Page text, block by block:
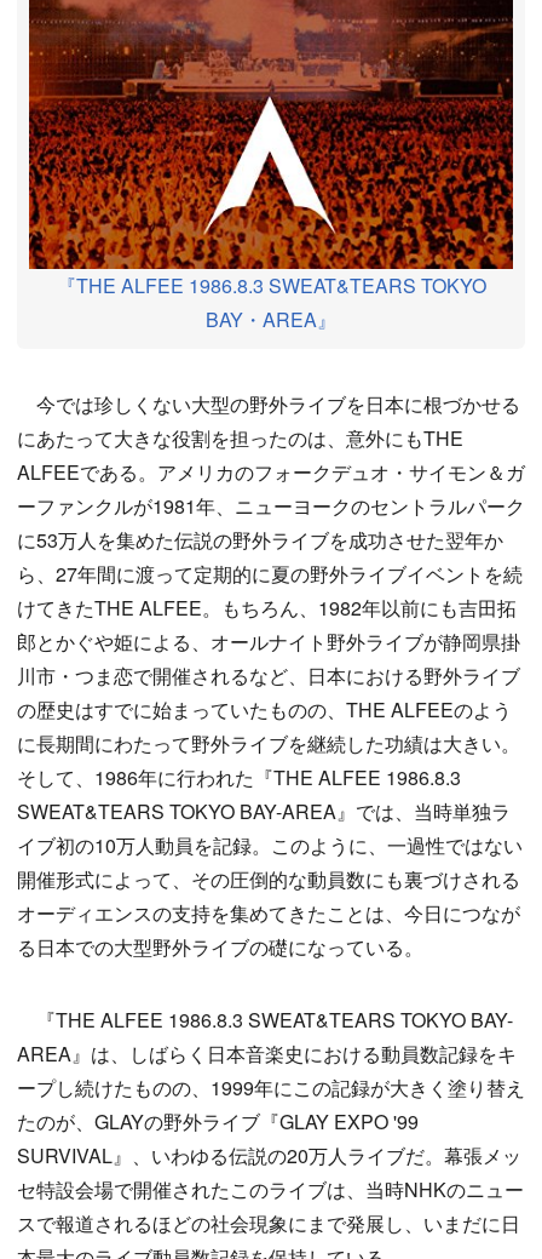
『THE ALFEE 1986.8.3 SWEAT&TEARS TOKYO
BAY・AREA』
今では珍しくない大型の野外ライブを日本に根づかせる
にあたって大きな役割を担ったのは、意外にもTHE
ALFEEである。アメリカのフォークデュオ・サイモン＆ガ
ーファンクルが1981年、ニューヨークのセントラルパーク
に53万人を集めた伝説の野外ライブを成功させた翌年か
ら、27年間に渡って定期的に夏の野外ライブイベントを続
けてきたTHE ALFEE。もちろん、1982年以前にも吉田拓
郎とかぐや姫による、オールナイト野外ライブが静岡県掛
川市・つま恋で開催されるなど、日本における野外ライブ
の歴史はすでに始まっていたものの、THE ALFEEのよう
に長期間にわたって野外ライブを継続した功績は大きい。
そして、1986年に行われた『THE ALFEE 1986.8.3
SWEAT&TEARS TOKYO BAY-AREA』では、当時単独ラ
イブ初の10万人動員を記録。このように、一過性ではない
開催形式によって、その圧倒的な動員数にも裏づけされる
オーディエンスの支持を集めてきたことは、今日につなが
る日本での大型野外ライブの礎になっている。
『THE ALFEE 1986.8.3 SWEAT&TEARS TOKYO BAY-
AREA』は、しばらく日本音楽史における動員数記録をキ
ープし続けたものの、1999年にこの記録が大きく塗り替え
たのが、GLAYの野外ライブ『GLAY EXPO '99
SURVIVAL』、いわゆる伝説の20万人ライブだ。幕張メッ
セ特設会場で開催されたこのライブは、当時NHKのニュー
スで報道されるほどの社会現象にまで発展し、いまだに日